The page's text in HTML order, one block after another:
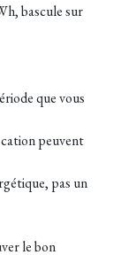
bascule sur
que vous
peuvent
pas un
le bon